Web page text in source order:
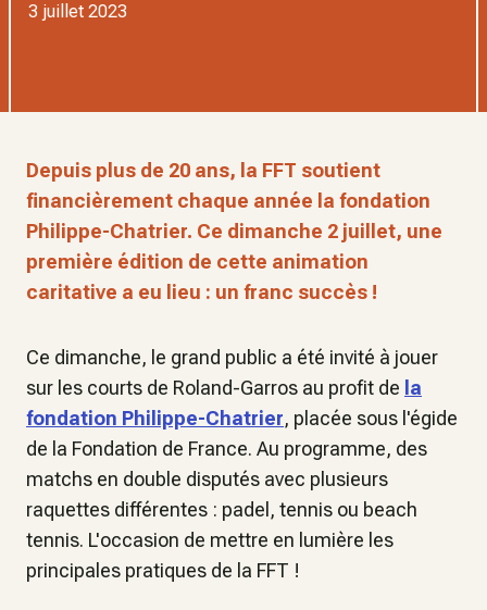
3 juillet 2023
Depuis plus de 20 ans, la FFT soutient
financièrement chaque année la fondation
Philippe-Chatrier. Ce dimanche 2 juillet, une
première édition de cette animation
caritative a eu lieu : un franc succès !
Ce dimanche, le grand public a été invité à jouer
sur les courts de Roland-Garros au profit de la
fondation Philippe-Chatrier, placée sous l'égide
de la Fondation de France. Au programme, des
matchs en double disputés avec plusieurs
raquettes différentes : padel, tennis ou beach
tennis. L'occasion de mettre en lumière les
principales pratiques de la FFT !